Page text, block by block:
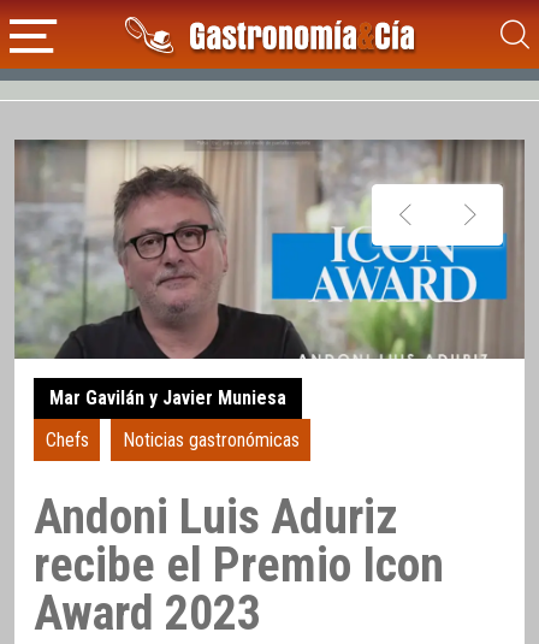
Mar Gavilán y Javier Muniesa
Chefs
Noticias gastronómicas
Andoni Luis Aduriz
recibe el Premio Icon
Award 2023